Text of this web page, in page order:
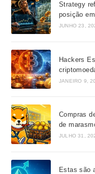
Strategy
posição
JUNHO 23,
Hackers
JANEIRO 9,
Compras
de
JULHO 31,
Estas são